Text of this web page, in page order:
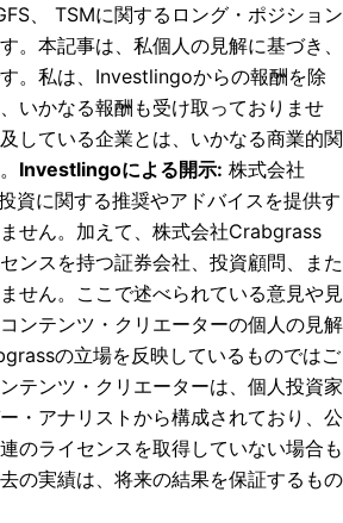
、 TSMに関するロング・ポジション
。 本記事は、私個人の見解に基づき、
。私は、Investlingoからの報酬を除
いかなる報酬も受け取っておりませ
している企業とは、いかなる商業的関
Investlingoによる開示: 株式会社
資に関する推奨やアドバイスを提供す
せん。加えて、株式会社Crabgrass
ンスを持つ証券会社、投資顧問、また
せん。ここで述べられている意見や見
ンテンツ・クリエーターの個人の見解
の立場を反映しているものではご
テンツ・クリエーターは、個人投資家
・アナリストから構成されており、公
のライセンスを取得していない場合も
の実績は、将来の結果を保証するもの